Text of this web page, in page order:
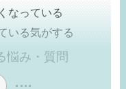
なっている
いる気がする
悩み・質問